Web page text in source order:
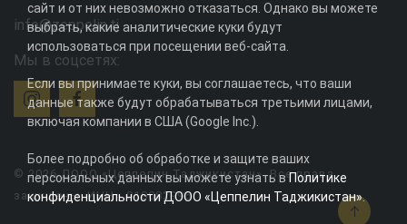
info@zeppelin.tj
Мы в соцсетях:
© 2026 ДООО «Цеппелин Таджикистан». Все права
защищены. ИНН - 010082996
сайт и от них невозможно отказаться. Однако вы можете
выбрать, какие аналитические куки будут
использоваться при посещении веб-сайта.
Если вы принимаете куки, вы соглашаетесь, что ваши
данные также будут обрабатываться третьими лицами,
включая компании в США (Google Inc.).
Более подробно об обработке и защите ваших
персональных данных вы можете узнать вПолитике
конфиденциальности ДООО «Цеппелин Таджикистан».